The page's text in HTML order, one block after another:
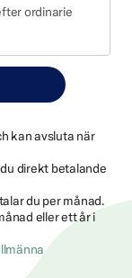
ordinarie
kan avsluta när
direkt betalande
du per månad.
eller ett år i